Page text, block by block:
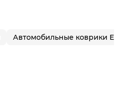
Автомобильные коврики